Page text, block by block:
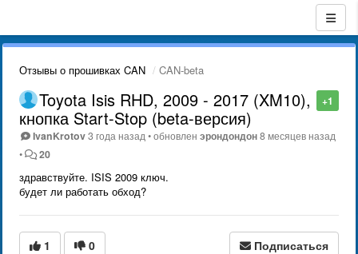
Отзывы о прошивках CAN CAN-beta
+1
Toyota Isis RHD, 2009 - 2017 (XM10),
кнопка Start-Stop (beta-версия)
IvanKrotov3 года назад•обновленэрондондон8 месяцев назад
•
20
здравствуйте. ISIS 2009 ключ.
будет ли работать обход?
1 0 Подписаться